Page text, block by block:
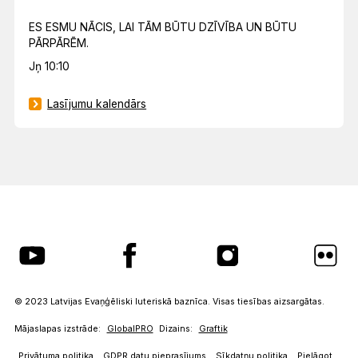
ES ESMU NĀCIS, LAI TĀM BŪTU DZĪVĪBA UN BŪTU
PĀRPĀRĒM.
Jņ 10:10
Lasījumu kalendārs
© 2023 Latvijas Evaņģēliski luteriskā baznīca. Visas tiesības aizsargātas.
Mājaslapas izstrāde: GlobalPRO Dizains: Graftik